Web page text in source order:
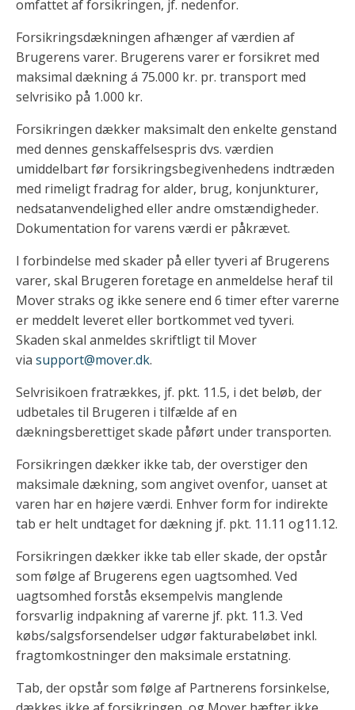
omfattet af forsikringen, jf. nedenfor.
Forsikringsdækningen afhænger af værdien af
Brugerens varer. Brugerens varer er forsikret med
maksimal dækning á 75.000 kr. pr. transport med
selvrisiko på 1.000 kr.
Forsikringen dækker maksimalt den enkelte genstand
med dennes genskaffelsespris dvs. værdien
umiddelbart før forsikringsbegivenhedens indtræden
med rimeligt fradrag for alder, brug, konjunkturer,
nedsatanvendelighed eller andre omstændigheder.
Dokumentation for varens værdi er påkrævet.
I forbindelse med skader på eller tyveri af Brugerens
varer, skal Brugeren foretage en anmeldelse heraf til
Mover straks og ikke senere end 6 timer efter varerne
er meddelt leveret eller bortkommet ved tyveri.
Skaden skal anmeldes skriftligt til Mover
via support@mover.dk.
Selvrisikoen fratrækkes, jf. pkt. 11.5, i det beløb, der
udbetales til Brugeren i tilfælde af en
dækningsberettiget skade påført under transporten.
Forsikringen dækker ikke tab, der overstiger den
maksimale dækning, som angivet ovenfor, uanset at
varen har en højere værdi. Enhver form for indirekte
tab er helt undtaget for dækning jf. pkt. 11.11 og11.12.
Forsikringen dækker ikke tab eller skade, der opstår
som følge af Brugerens egen uagtsomhed. Ved
uagtsomhed forstås eksempelvis manglende
forsvarlig indpakning af varerne jf. pkt. 11.3. Ved
købs/salgsforsendelser udgør fakturabeløbet inkl.
fragtomkostninger den maksimale erstatning.
Tab, der opstår som følge af Partnerens forsinkelse,